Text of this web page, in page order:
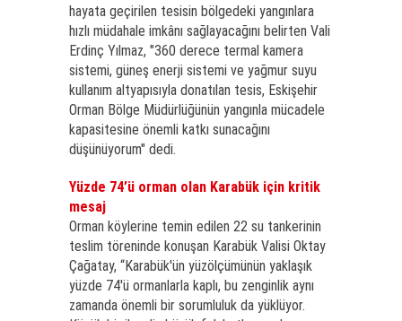
hayata geçirilen tesisin bölgedeki yangınlara
hızlı müdahale imkânı sağlayacağını belirten Vali
Erdinç Yılmaz, "360 derece termal kamera
sistemi, güneş enerji sistemi ve yağmur suyu
kullanım altyapısıyla donatılan tesis, Eskişehir
Orman Bölge Müdürlüğünün yangınla mücadele
kapasitesine önemli katkı sunacağını
düşünüyorum" dedi.
Yüzde 74’ü orman olan Karabük için kritik
mesaj
Orman köylerine temin edilen 22 su tankerinin
teslim töreninde konuşan Karabük Valisi Oktay
Çağatay, “Karabük'ün yüzölçümünün yaklaşık
yüzde 74'ü ormanlarla kaplı, bu zenginlik aynı
zamanda önemli bir sorumluluk da yüklüyor.